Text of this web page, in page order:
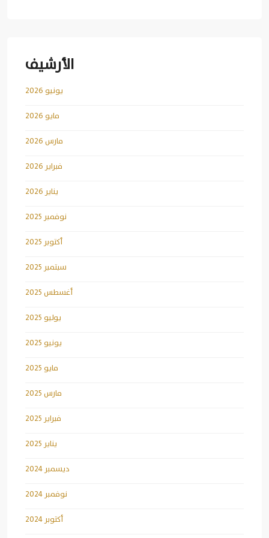
الأرشيف
يونيو 2026
مايو 2026
مارس 2026
فبراير 2026
يناير 2026
نوفمبر 2025
أكتوبر 2025
سبتمبر 2025
أغسطس 2025
يوليو 2025
يونيو 2025
مايو 2025
مارس 2025
فبراير 2025
يناير 2025
ديسمبر 2024
نوفمبر 2024
أكتوبر 2024